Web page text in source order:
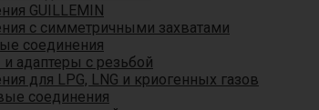
GUILLEMIN
с симметричными захватами
соединения
адаптеры с резьбой
для LPG, LNG и криогенных газов
соединения